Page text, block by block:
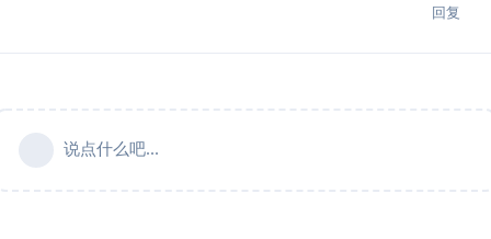
回复
说点什么吧...